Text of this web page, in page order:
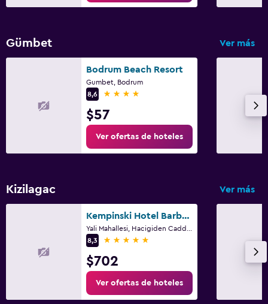
Gümbet Ver más
Bodrum Beach Resort
Gumbet, Bodrum
8,6
4 estrellas
$57
Ver ofertas de hoteles
Kizilagac Ver más
Kempinski Hotel Barbaros Bay Bodrum
8,3
5 estrellas
$702
Ver ofertas de hoteles